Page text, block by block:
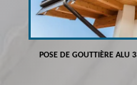
POSE DE GOUTTIÈRE ALU